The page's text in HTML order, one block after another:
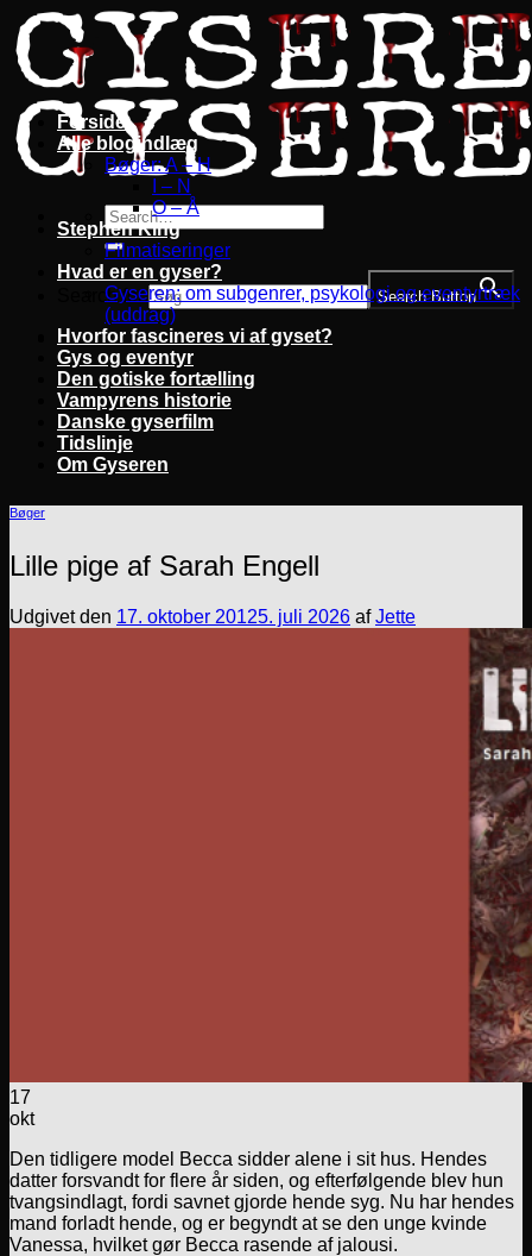
Fortsæt
til
indhold
Search for: Search Button
Forside
Alle blogindlæg
Bøger: A – H
I – N
O – Å
Stephen King
Filmatiseringer
Hvad er en gyser?
Gyseren: om subgenrer, psykologi og eventyrtræk
(uddrag)
Hvorfor fascineres vi af gyset?
Gys og eventyr
Den gotiske fortælling
Vampyrens historie
Danske gyserfilm
Tidslinje
Om Gyseren
Bøger
Lille pige af Sarah Engell
Udgivet den 17. oktober 20125. juli 2026 afJette
17
okt
Den tidligere model Becca sidder alene i sit hus. Hendes
datter forsvandt for flere år siden, og efterfølgende blev hun
tvangsindlagt, fordi savnet gjorde hende syg. Nu har hendes
mand forladt hende, og er begyndt at se den unge kvinde
Vanessa, hvilket gør Becca rasende af jalousi.